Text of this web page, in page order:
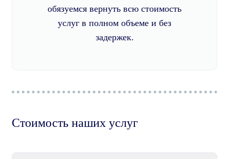
обязуемся вернуть всю стоимость
услуг в полном объеме и без
задержек.
Стоимость наших услуг